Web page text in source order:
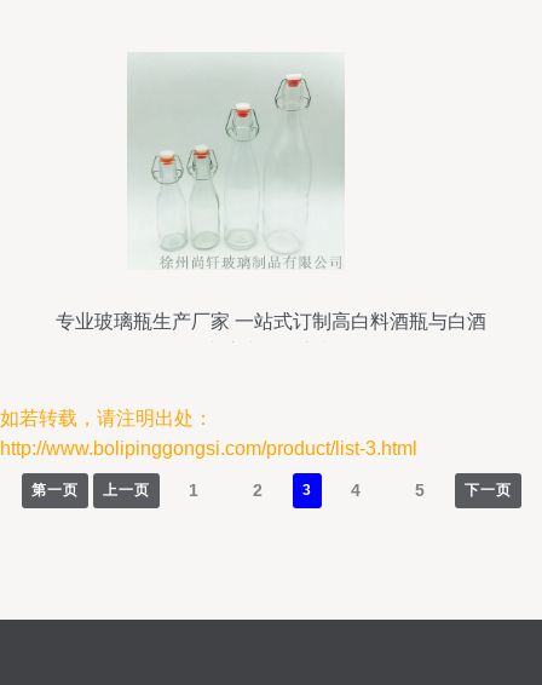
专业玻璃瓶生产厂家 一站式订制高白料酒瓶与白酒
如若转载，请注明出处：
http://www.bolipinggongsi.com/product/list-3.html
第一页 上一页 1 2 3 4 5 下一页